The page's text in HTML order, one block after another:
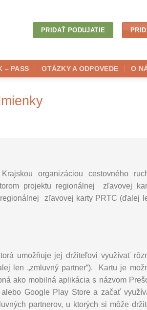
PRIDAŤ PODUJATIE
– PASS OTÁZKY A ODPOVEDE O
organizáciou cestovného
projektu regionálnej zľavovej
zľavovej karty PRTC (ďalej
umožňuje jej držiteľovi využívať
len „zmluvný partner“). Kartu je
ako mobilná aplikácia s názvom
Google Play Store a začať
partnerov, u ktorých si môže